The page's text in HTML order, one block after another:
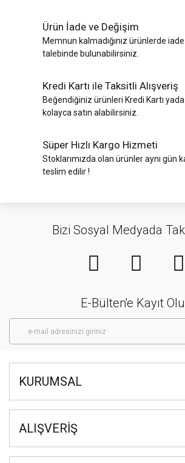
Ürün İade ve Değişim
Memnun kalmadığınız ürünlerde
talebinde bulunabilirsiniz.
Kredi Kartı ile Taksitli Alışveriş
Beğendiğiniz ürünleri Kredi Kartı
kolayca satın alabilirsiniz.
Süper Hızlı Kargo Hizmeti
Stoklarımızda olan ürünler aynı gün
teslim edilir !
Bizi Sosyal Medyada
E-Bülten'e Kayıt
KURUMSAL
ALIŞVERİŞ